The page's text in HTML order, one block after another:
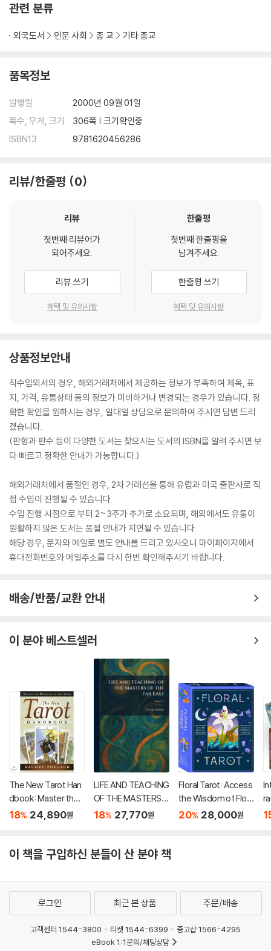
관련 분류
외국도서 인문 사회 종 교 기타 종교
품목정보
발행일
2000년 09월 01일
쪽수, 무게, 크기
306쪽 | 크기확인중
ISBN13
9781620456286
리뷰/한줄평 0
리뷰
첫번째 리뷰어가
되어주세요.
리뷰 쓰기
혜택 및 유의사항
한줄평
첫번째 한줄평을
남겨주세요.
한줄평 쓰기
혜택 및 유의사항
상품정보안내
직수입외서의 경우, 해외거래처에서 제공하는 정보가 부족하여 제목, 표
지, 가격, 유통상태 등의 정보가 미비하거나 변경되는 경우가 있습니다. 정
확한 확인을 원하시는 경우, 일대일 상담으로 문의하여 주시면 답변 드리
겠습니다.
(판형과 판수 등이 다양한 도서는 찾으시는 도서의 ISBN을 알려 주시면 보
다 빠르고 정확한 안내가 가능합니다.)
해외거래처에서 품절인 경우, 2차 거래선을 통해 유럽과 미국 출판사로 직
접 수입이 진행될 수 있습니다.
수입 진행 시점으로 부터 2~3주가 추가로 소요되며, 해외에서도 유통이
원활하지 않은 도서는 품절 안내가 지연될 수 있습니다.
해당 경우, 문자와 메일로 별도 안내를 드리고 있사오니 마이페이지에서
휴대전화번호와 메일주소를 다시 한번 확인해주시기 바랍니다.
배송/반품/교환 안내
이 분야 베스트셀러
The New Tarot Han
dbook: Master the
Meanings of the Car
18% 24,890원
LIFE AND TEACHING
OF THE MASTERS O
F THE FAR EAST
18% 27,770원
Floral Tarot: Access
the Wisdom of Flow
ers
20% 28,000원
이 책을 구입하신 분들이 산 분야 책
로그인 최근 본 상품 주문/배송
고객센터 1544-3800 티켓 1544-6399
중고샵 1566-4295
eBook 1:1문의/채팅상담